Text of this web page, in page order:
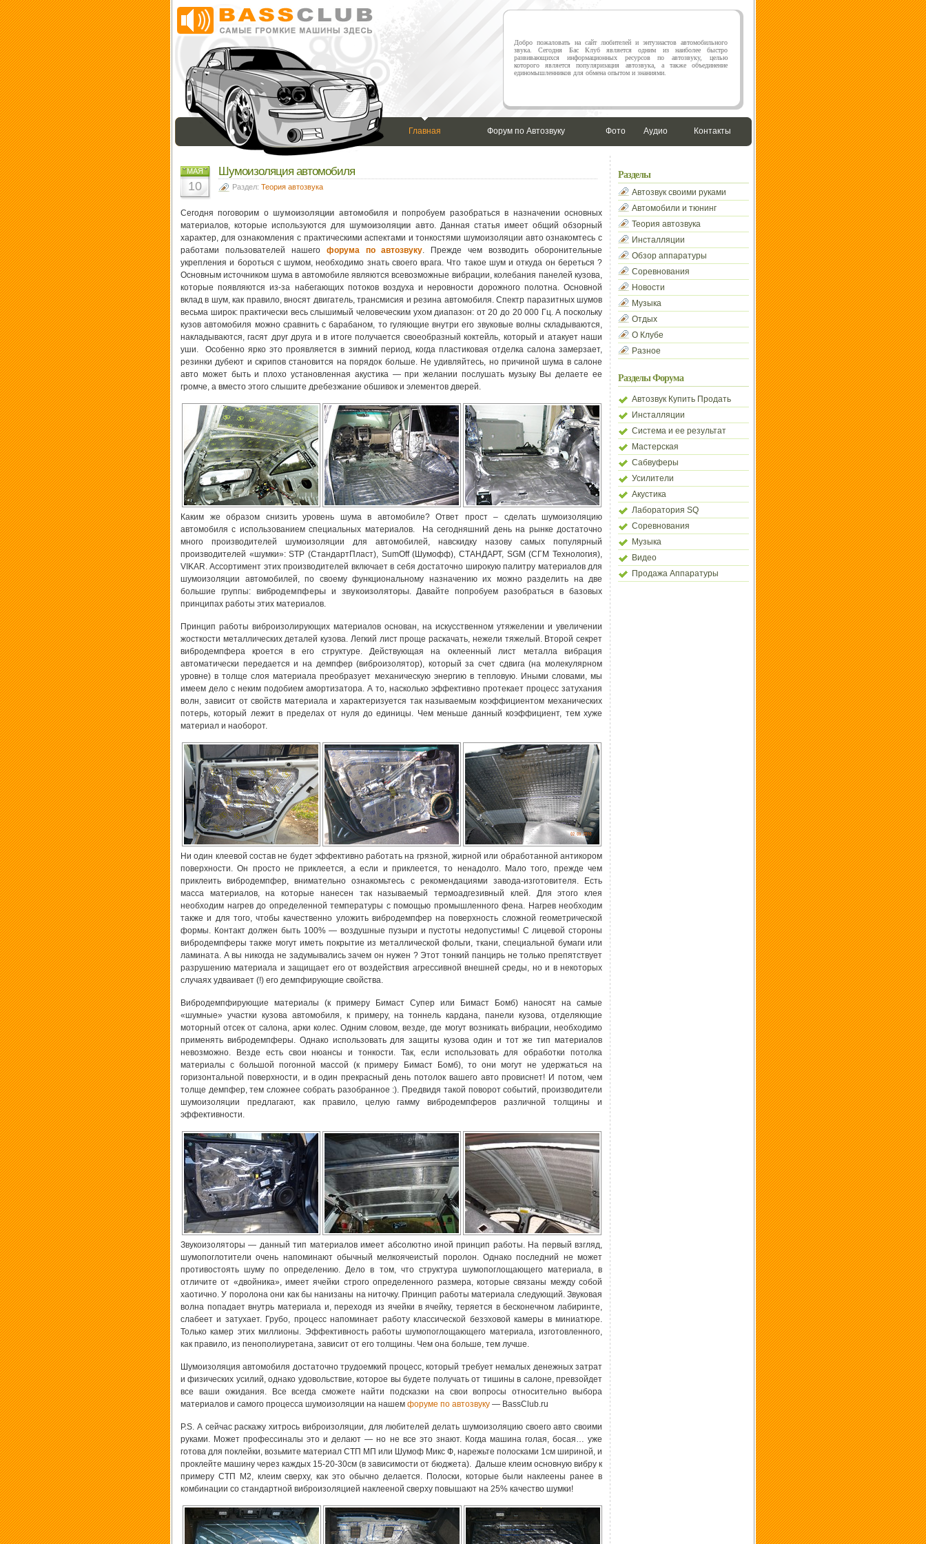
Добро пожаловать на сайт любителей и энтузиастов автомобильного
звука. Сегодня Бас Клуб является одним из наиболее быстро
развивающихся информационных ресурсов по автозвуку, целью
которого является популяризация автозвука, а также объединение
единомышленников для обмена опытом и знаниями.
Главная Форум по Автозвуку Фото Аудио Контакты
МАЯ
10
Шумоизоляция автомобиля
Раздел: Теория автозвука
Сегодня поговорим ошумоизоляции автомобиляи попробуем разобраться в назначении основных
материалов, которые используются дляшумоизоляции авто. Данная статья имеет общий обзорный
характер, для ознакомления с практическими аспектами и тонкостями шумоизоляции авто ознакомтесь с
работами пользователей нашего форума по автозвуку. Прежде чем возводить оборонительные
укрепления и бороться с шумом, необходимо знать своего врага. Что такое шум и откуда он береться ?
Основным источником шума в автомобиле являются всевозможные вибрации, колебания панелей кузова,
которые появляются из-за набегающих потоков воздуха и неровности дорожного полотна. Основной
вклад в шум, как правило, вносят двигатель, трансмисия и резина автомобиля. Спектр паразитных шумов
весьма широк: практически весь слышимый человеческим ухом диапазон: от 20 до 20 000 Гц. А поскольку
кузов автомобиля можно сравнить с барабаном, то гуляющие внутри его звуковые волны складываются,
накладываются, гасят друг друга и в итоге получается своеобразный коктейль, который и атакует наши
уши. Особенно ярко это проявляется в зимний период, когда пластиковая отделка салона замерзает,
резинки дубеют и скрипов становится на порядок больше. Не удивляйтесь, но причиной шума в салоне
авто может быть и плохо установленная акустика — при желании послушать музыку Вы делаете ее
громче, а вместо этого слышите дребезжание обшивок и элементов дверей.
Каким же образом снизить уровень шума в автомобиле? Ответ прост – сделать шумоизоляцию
автомобиля с использованием специальных материалов. На сегодняшний день на рынке достаточно
много производителей шумоизоляции для автомобилей, навскидку назову самых популярный
производителей «шумки»: STP (СтандартПласт), SumOff (Шумофф), СТАНДАРТ, SGM (СГМ Технология),
VIKAR. Ассортимент этих производителей включает в себя достаточно широкую палитру материалов для
шумоизоляции автомобилей, по своему функциональному назначению их можно разделить на две
большие группы: вибродемпферыи звукоизоляторы. Давайте попробуем разобраться в базовых
принципах работы этих материалов.
Принцип работы виброизолирующих материалов основан, на искусственном утяжелении и увеличении
жосткости металлических деталей кузова. Легкий лист проще раскачать, нежели тяжелый. Второй секрет
вибродемпфера кроется в его структуре. Действующая на оклеенный лист металла вибрация
автоматически передается и на демпфер (виброизолятор), который за счет сдвига (на молекулярном
уровне) в толще слоя материала преобразует механическую энергию в тепловую. Иными словами, мы
имеем дело с неким подобием амортизатора. А то, насколько эффективно протекает процесс затухания
волн, зависит от свойств материала и характеризуется так называемым коэффициентом механических
потерь, который лежит в пределах от нуля до единицы. Чем меньше данный коэффициент, тем хуже
материал и наоборот.
Ни один клеевой состав не будет эффективно работать на грязной, жирной или обработанной антикором
поверхности. Он просто не приклеется, а если и приклеется, то ненадолго. Мало того, прежде чем
приклеить вибродемпфер, внимательно ознакомьтесь с рекомендациями завода-изготовителя. Есть
масса материалов, на которые нанесен так называемый термоадгезивный клей. Для этого клея
необходим нагрев до определенной температуры с помощью промышленного фена. Нагрев необходим
также и для того, чтобы качественно уложить вибродемпфер на поверхность сложной геометрической
формы. Контакт должен быть 100% — воздушные пузыри и пустоты недопустимы! С лицевой стороны
вибродемпферы также могут иметь покрытие из металлической фольги, ткани, специальной бумаги или
ламината. А вы никогда не задумывались зачем он нужен ? Этот тонкий панцирь не только препятствует
разрушению материала и защищает его от воздействия агрессивной внешней среды, но и в некоторых
случаях удваивает (!) его демпфирующие свойства.
Вибродемпфирующие материалы (к примеру Бимаст Супер или Бимаст Бомб) наносят на самые
«шумные» участки кузова автомобиля, к примеру, на тоннель кардана, панели кузова, отделяющие
моторный отсек от салона, арки колес. Одним словом, везде, где могут возникать вибрации, необходимо
применять вибродемпферы. Однако использовать для защиты кузова один и тот же тип материалов
невозможно. Везде есть свои нюансы и тонкости. Так, если использовать для обработки потолка
материалы с большой погонной массой (к примеру Бимаст Бомб), то они могут не удержаться на
горизонтальной поверхности, и в один прекрасный день потолок вашего авто провиснет! И потом, чем
толще демпфер, тем сложнее собрать разобранное :). Предвидя такой поворот событий, производители
шумоизоляции предлагают, как правило, целую гамму вибродемпферов различной толщины и
эффективности.
Звукоизоляторы — данный тип материалов имеет абсолютно иной принцип работы. На первый взгляд,
шумопоглотители очень напоминают обычный мелкоячеистый поролон. Однако последний не может
противостоять шуму по определению. Дело в том, что структура шумопоглощающего материала, в
отличите от «двойника», имеет ячейки строго определенного размера, которые связаны между собой
хаотично. У поролона они как бы нанизаны на ниточку. Принцип работы материала следующий. Звуковая
волна попадает внутрь материала и, переходя из ячейки в ячейку, теряется в бесконечном лабиринте,
слабеет и затухает. Грубо, процесс напоминает работу классической безэховой камеры в миниатюре.
Только камер этих миллионы. Эффективность работы шумопоглощающего материала, изготовленного,
как правило, из пенополиуретана, зависит от его толщины. Чем она больше, тем лучше.
Шумоизоляция автомобиля достаточно трудоемкий процесс, который требует немалых денежных затрат
и физических усилий, однако удовольствие, которое вы будете получать от тишины в салоне, превзойдет
все ваши ожидания. Все всегда сможете найти подсказки на свои вопросы относительно выбора
материалов и самого процесса шумоизоляции на нашем форуме по автозвуку — BassClub.ru
P.S. А сейчас раскажу хитрось виброизоляции, для любителей делать шумоизоляцию своего авто своими
руками. Может профессиналы это и делают — но не все это знают. Когда машина голая, босая… уже
готова для поклейки, возьмите материал СТП МП или Шумоф Микс Ф, нарежьте полосками 1см шириной, и
проклейте машину через каждых 15-20-30см (в зависимости от бюджета). Дальше клеим основную вибру к
примеру СТП М2, клеим сверху, как это обычно делается. Полоски, которые были наклеены ранее в
комбинации со стандартной виброизоляцией наклееной сверху повышают на 25% качество шумки!
Разделы
Автозвук своими руками
Автомобили и тюнинг
Теория автозвука
Инсталляции
Обзор аппаратуры
Соревнования
Новости
Музыка
Отдых
О Клубе
Разное
Разделы Форума
Автозвук Купить Продать
Инсталляции
Система и ее результат
Мастерская
Сабвуферы
Усилители
Акустика
Лаборатория SQ
Соревнования
Музыка
Видео
Продажа Аппаратуры